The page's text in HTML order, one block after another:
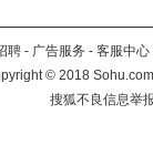
聘 - 广告服务 - 客服中心
©2018
搜狐不良信息举